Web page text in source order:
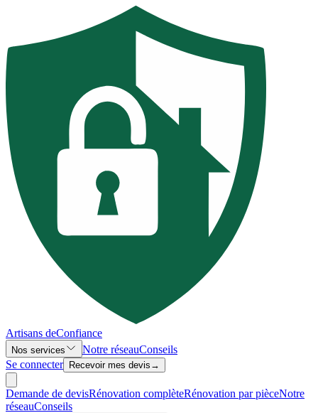
Artisans deConfiance
Nos services Notre réseauConseils
Se connecter
Recevoir mes devis →
Demande de devisRénovation complèteRénovation par pièceNotre
réseauConseils